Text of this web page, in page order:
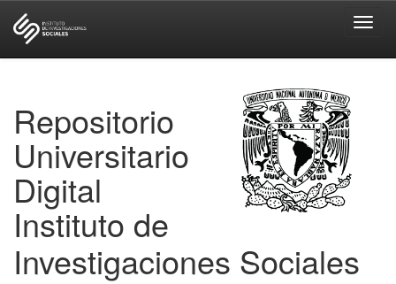
Repositorio
Universitario
Digital
Instituto de
Investigaciones Sociales